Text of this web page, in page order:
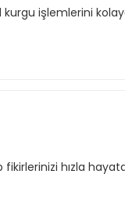
işlemlerini
hızla